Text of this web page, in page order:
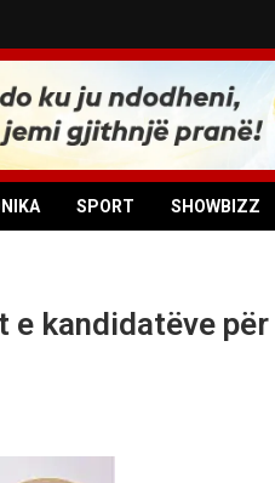
SPORT SHOWBIZZ
e kandidatëve për